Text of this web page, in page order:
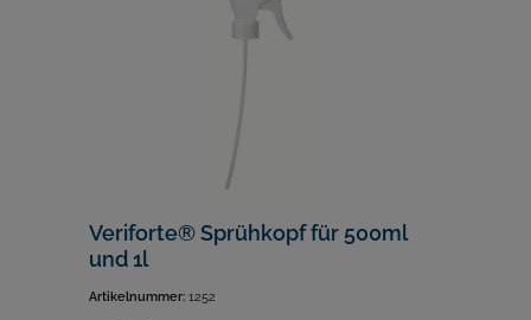
Veriforte® Sprühkopf für 500ml
und 1l
Artikelnummer: 1252